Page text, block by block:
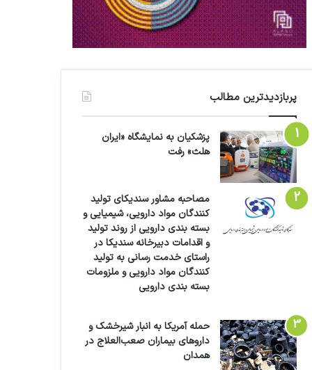
پربازدیدترین مطالب
پزشکیان به نمایشگاه «ایران
هلث» رفت
مصاحبه مشاور سندیکای تولید
کنندگان مواد دارویی، شیمیایی و
بسته بندی دارویی از روند تولید
و اقدامات دبیرخانه سندیکا در
راستای خدمت رسانی به تولید
کنندگان مواد دارویی و ملزومات
بسته بندی دارویی
حمله آمریکا به انبار شیرخشک و
داروهای بیماران صعب‌العلاج در
همدان